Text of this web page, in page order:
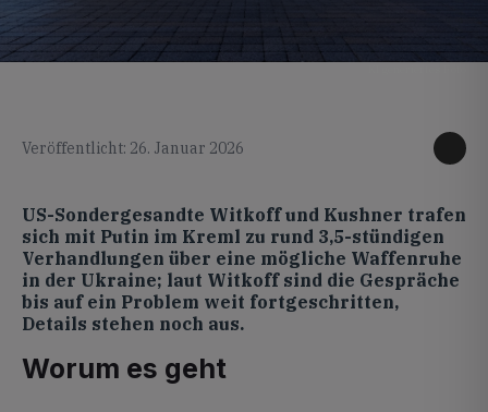
Veröffentlicht: 26. Januar 2026
US-Sondergesandte Witkoff und Kushner trafen
sich mit Putin im Kreml zu rund 3,5-stündigen
Verhandlungen über eine mögliche Waffenruhe
in der Ukraine; laut Witkoff sind die Gespräche
bis auf ein Problem weit fortgeschritten,
Details stehen noch aus.
Worum es geht